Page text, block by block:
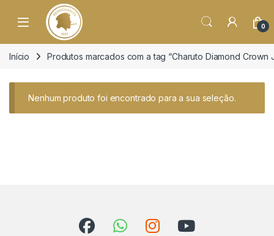
Open 0
Início Produtos marcados com a tag “Charuto Diamond Crown
Nenhum produto foi encontrado para a sua seleção.